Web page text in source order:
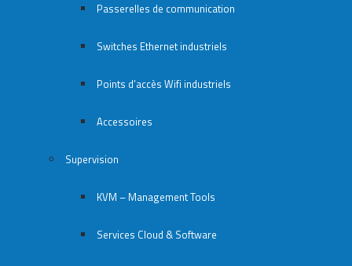
Passerelles de communication
Switches Ethernet industriels
Points d’accès Wifi industriels
Accessoires
Supervision
KVM – Management Tools
Services Cloud & Software